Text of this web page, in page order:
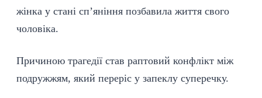
жінка у стані сп’яніння позбавила життя свого
чоловіка.
Причиною трагедії став раптовий конфлікт між
подружжям, який переріс у запеклу суперечку.